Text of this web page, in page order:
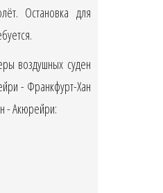
Остановка для
воздушных суден
- Франкфурт-Хан
- Акюрейри: